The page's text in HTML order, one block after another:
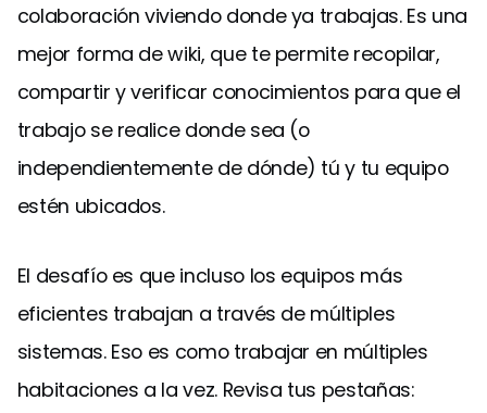
colaboración viviendo donde ya trabajas. Es una
mejor forma de wiki, que te permite recopilar,
compartir y verificar conocimientos para que el
trabajo se realice donde sea (o
independientemente de dónde) tú y tu equipo
estén ubicados.
El desafío es que incluso los equipos más
eficientes trabajan a través de múltiples
sistemas. Eso es como trabajar en múltiples
habitaciones a la vez. Revisa tus pestañas: